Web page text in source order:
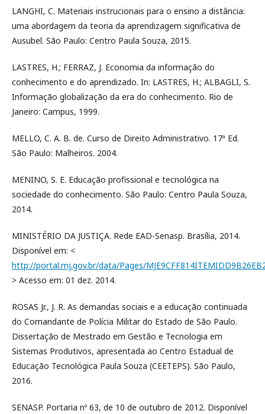
LANGHI, C. Materiais instrucionais para o ensino a distância:
uma abordagem da teoria da aprendizagem significativa de
Ausubel. São Paulo: Centro Paula Souza, 2015.
LASTRES, H.; FERRAZ, J. Economia da informação do
conhecimento e do aprendizado. In: LASTRES, H.; ALBAGLI, S.
Informação globalização da era do conhecimento. Rio de
Janeiro: Campus, 1999.
MELLO, C. A. B. de. Curso de Direito Administrativo. 17ª Ed.
São Paulo: Malheiros. 2004.
MENINO, S. E. Educação profissional e tecnológica na
sociedade do conhecimento. São Paulo: Centro Paula Souza,
2014.
MINISTÉRIO DA JUSTIÇA. Rede EAD-Senasp. Brasília, 2014.
Disponível em: <
http://portal.mj.gov.br/data/Pages/
> Acesso em: 01 dez. 2014.
ROSAS Jr., J. R. As demandas sociais e a educação continuada
do Comandante de Polícia Militar do Estado de São Paulo.
Dissertação de Mestrado em Gestão e Tecnologia em
Sistemas Produtivos, apresentada ao Centro Estadual de
Educação Tecnológica Paula Souza (CEETEPS). São Paulo,
2016.
SENASP. Portaria nº 63, de 10 de outubro de 2012. Disponível